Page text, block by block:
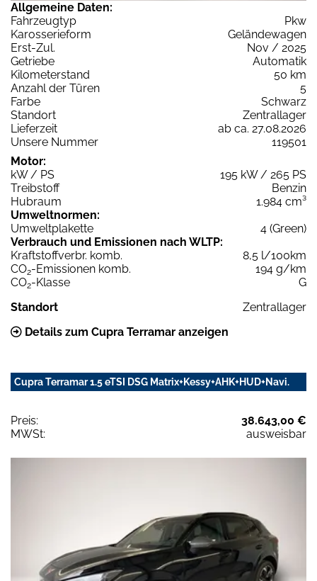
Allgemeine Daten:
Fahrzeugtyp
Pkw
Karosserieform
Geländewagen
Erst-Zul.
Nov / 2025
Getriebe
Automatik
Kilometerstand
50 km
Anzahl der Türen
5
Farbe
Schwarz
Standort
Zentrallager
Lieferzeit
ab ca. 27.08.2026
Unsere Nummer
119501
Motor:
kW / PS
195 kW / 265 PS
Treibstoff
Benzin
Hubraum
1.984 cm³
Umweltnormen:
Umweltplakette
4 (Green)
Verbrauch und Emissionen nach WLTP:
Kraftstoffverbr. komb.
8,5 l/100km
CO2-Emissionen komb.
194 g/km
CO2-Klasse
G
Standort
Zentrallager
Details zum Cupra Terramar anzeigen
Cupra Terramar 1.5 eTSI DSG Matrix+Kessy+AHK+HUD+Navi.
Preis:
38.643,00 €
MWSt:
ausweisbar